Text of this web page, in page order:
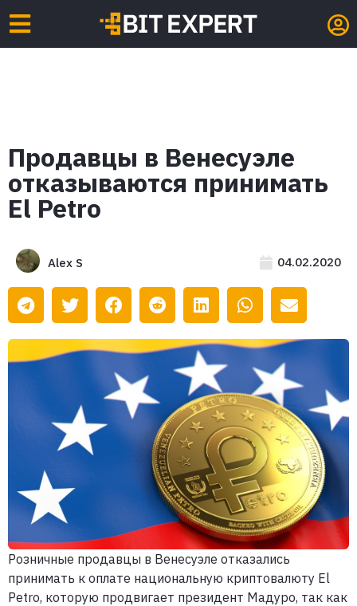
Продавцы в Венесуэле
отказываются принимать
El Petro
Alex S 04.02.2020
Розничные продавцы в Венесуэле отказались
принимать к оплате национальную криптовалюту El
Petro, которую продвигает президент Мадуро, так как